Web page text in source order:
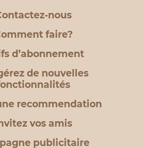
nous
faire?
d’abonnement
de nouvelles
recommendation
vos amis
publicitaire